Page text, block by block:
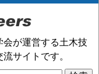
会が運営する土木技
サイトです。